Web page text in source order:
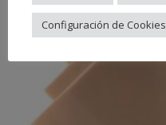
Configuración de Cookies